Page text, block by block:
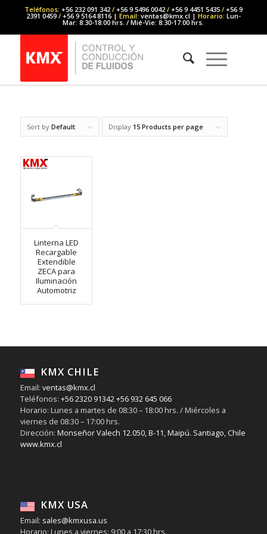
Teléfonos: +56 232 091 342 /+56 9 5496 0042 /+56 9 4451 5435 /+56 9
2391 0459 /+56 9 5164 8116 | Email: ventas@kmx.cl | Horario: Lun-
Mar: 8:30-18:00 hrs. / Mié-Vie: 8:30-17:00 hrs.
Sort by Default Display 15 Products per page
Linterna LED
Recargable
Extendible
ZECA para
Iluminación
Automotriz
KMX CHILE
Email: ventas@kmx.cl
Teléfonos: +56 2320 91342+56 932 645 066
Horario: Lunes a martes de 08:30 – 18:00 hrs. / Miércoles a
viernes de 08:30 – 17:00 hrs.
Dirección: Monseñor Valech 12.050, B-11, Maipú. Santiago, Chile
www.kmx.cl
KMX USA
Email: sales@kmxusa.us
Horario: Lunes a viernes: 9:00 a 17:30 hrs.